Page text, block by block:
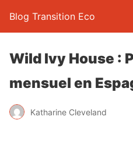
Blog Transition Eco
Wild Ivy House :
mensuel en
Katharine Cleveland